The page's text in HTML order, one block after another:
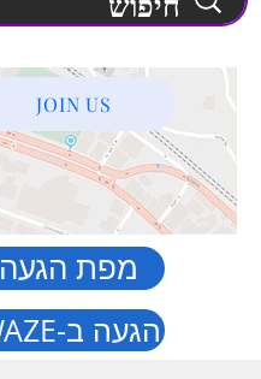
JOIN US
מפת הגעה
WAZE-הגעה ב